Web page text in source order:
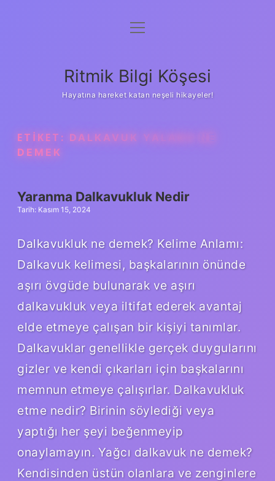
Anasayfa
Yasal Uyarı
menüyü
Ritmik Bilgi Köşesi
Hayatına hareket katan neşeli hikayeler!
ETIKET: DALKAVUK YALAKA NE
DEMEK
Yaranma Dalkavukluk Nedir
Tarih: Kasım 15, 2024
Dalkavukluk ne demek? Kelime Anlamı:
Dalkavuk kelimesi, başkalarının önünde
aşırı övgüde bulunarak ve aşırı
dalkavukluk veya iltifat ederek avantaj
elde etmeye çalışan bir kişiyi tanımlar.
Dalkavuklar genellikle gerçek duygularını
gizler ve kendi çıkarları için başkalarını
memnun etmeye çalışırlar. Dalkavukluk
etme nedir? Birinin söylediği veya
yaptığı her şeyi beğenmeyip
onaylamayın. Yağcı dalkavuk ne demek?
Kendisinden üstün olanlara ve zenginlere